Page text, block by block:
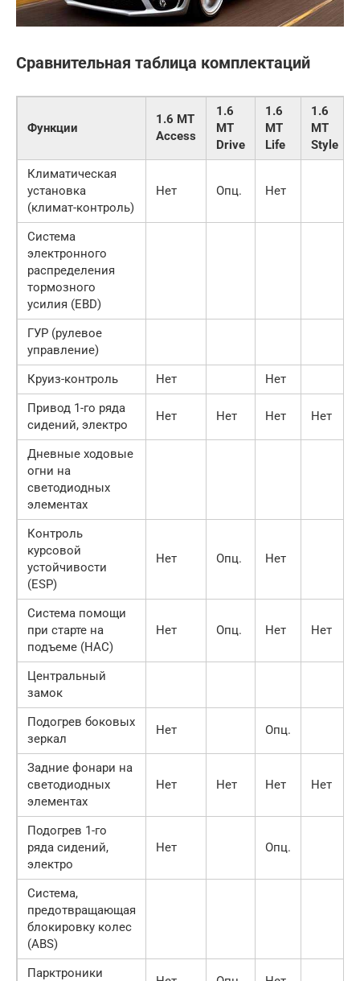
Сравнительная таблица комплектаций
Функции
1.6 MT
Access
1.6
MT
Drive
1.6
MT
Life
1.6
MT
Style
Климатическая
установка
(климат-контроль)
Нет Опц. Нет
Система
электронного
распределения
тормозного
усилия (EBD)
ГУР (рулевое
управление)
Круиз-контроль
Нет
Нет
Привод 1-го ряда
сидений, электро
Нет Нет Нет Нет
Дневные ходовые
огни на
светодиодных
элементах
Контроль
курсовой
устойчивости
(ESP)
Нет Опц. Нет
Система помощи
при старте на
подъеме (HAC)
Нет Опц. Нет Нет
Центральный
замок
Подогрев боковых
зеркал
Нет Опц.
Задние фонари на
светодиодных
элементах
Нет Нет Нет Нет
Подогрев 1-го
ряда сидений,
электро
Нет Опц.
Система,
предотвращающая
блокировку колес
(ABS)
Парктроники